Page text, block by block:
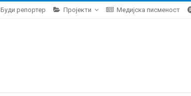
Буди репортер Пројекти Медијска писменост